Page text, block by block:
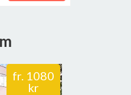
fr. 1080
kr